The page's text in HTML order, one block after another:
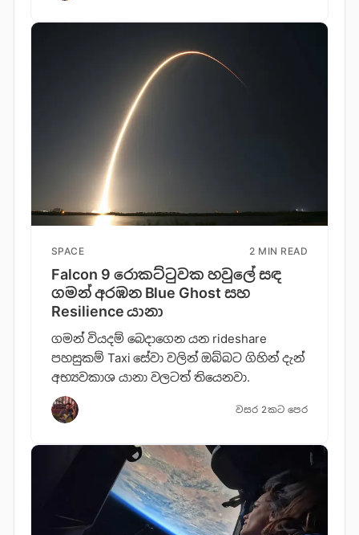
SPACE 2 MIN READ
Falcon 9 රොකට්ටුවක හවුලේ සඳ
ගමන් අරඹන Blue Ghost සහ
Resilience යානා
ගමන් වියදම් බෙදාගෙන යන rideshare
පහසුකම් Taxi සේවා වලින් ඔබ්බට ගිහින් දැන්
අභ්‍යවකාශ යානා වලටත් තියෙනවා.
වසර 2කට පෙර